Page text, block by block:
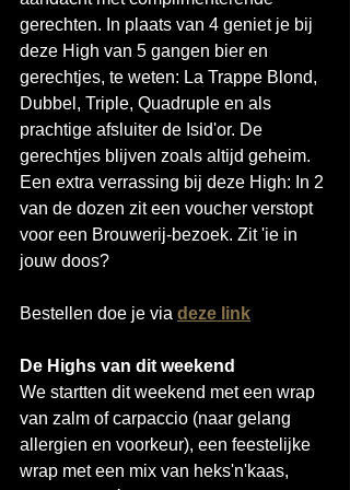
gerechten. In plaats van 4 geniet je bij
deze High van 5 gangen bier en
gerechtjes, te weten: La Trappe Blond,
Dubbel, Triple, Quadruple en als
prachtige afsluiter de Isid'or. De
gerechtjes blijven zoals altijd geheim.
Een extra verrassing bij deze High: In 2
van de dozen zit een voucher verstopt
voor een Brouwerij-bezoek. Zit 'ie in
jouw doos?
Bestellen doe je via deze link
De Highs van dit weekend
We startten dit weekend met een wrap
van zalm of carpaccio (naar gelang
allergien en voorkeur), een feestelijke
wrap met een mix van heks'n'kaas,